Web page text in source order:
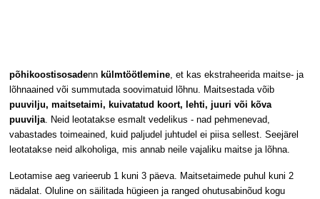
põhikoostisosadenn külmtöötlemine , et kas ekstraheerida maitse- ja
lõhnaained või summutada soovimatuid lõhnu. Maitsestada võib
puuvilju, maitsetaimi, kuivatatud koort, lehti, juuri või kõva
puuvilja . Neid leotatakse esmalt vedelikus - nad pehmenevad,
vabastades toimeained, kuid paljudel juhtudel ei piisa sellest. Seejärel
leotatakse neid alkoholiga, mis annab neile vajaliku maitse ja lõhna.
Leotamise aeg varieerub 1 kuni 3 päeva. Maitsetaimede puhul kuni 2
nädalat. Oluline on säilitada hügieen ja ranged ohutusabinõud kogu